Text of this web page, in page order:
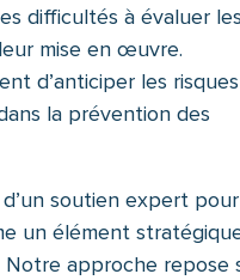
difficultés à évaluer
mise en œuvre.
d’anticiper les
la prévention des
soutien expert pour
un élément
Notre approche repose